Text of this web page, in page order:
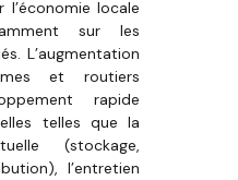
l’économie locale
sur les
L’augmentation
et routiers
rapide
telles que la
(stockage,
l’entretien